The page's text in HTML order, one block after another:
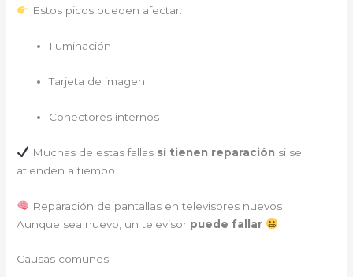
Estos picos pueden afectar:
Iluminación
Tarjeta de imagen
Conectores internos
Muchas de estas fallas sí tienen reparación si se
atienden a tiempo.
Reparación de pantallas en televisores nuevos
Aunque sea nuevo, un televisor puede fallar
Causas comunes: